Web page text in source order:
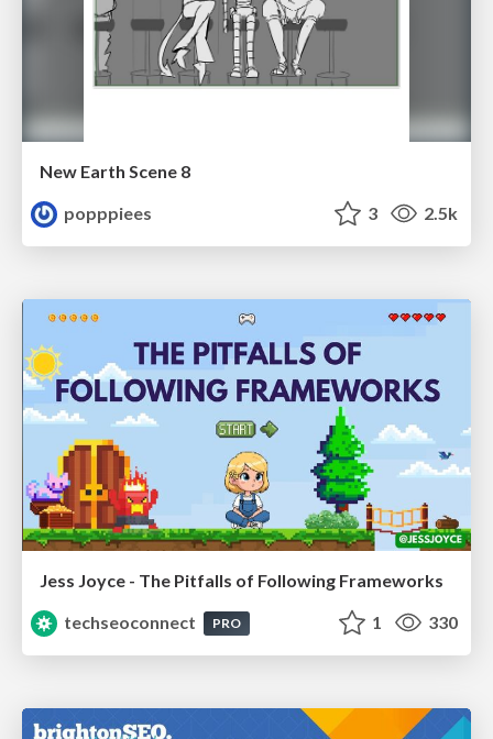
New Earth Scene 8
popppiees
3 2.5k
Jess Joyce - The Pitfalls of Following Frameworks
techseoconnect
PRO 1 330